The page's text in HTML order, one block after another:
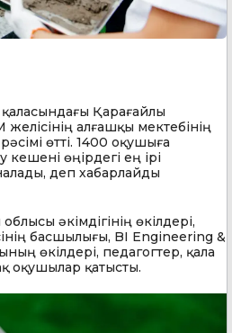
Қарағайлы
алғашқы мектебінің
өтті. 1400 оқушыға
кешені өңірдегі ең ірі
деп хабарлайды
әкімдігінің өкілдері,
басшылығы, BI Engineering &
өкілдері, педагогтер, қала
оқушылар қатысты.